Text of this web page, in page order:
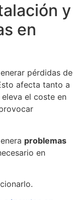
y
en
pérdidas de
afecta tanto a
el coste en
problemas
en